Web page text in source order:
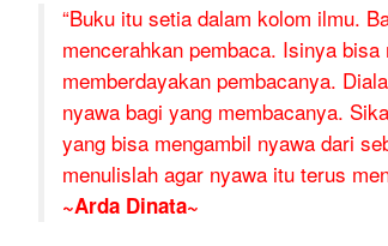
“Buku itu setia dalam kolom ilmu.
mencerahkan pembaca. Isinya bisa
memberdayakan pembacanya.
nyawa bagi yang membacanya.
yang bisa mengambil nyawa dari
menulislah agar nyawa itu terus
~Arda Dinata~